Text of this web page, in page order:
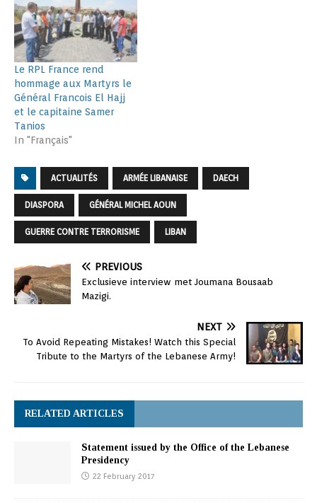
Le RPL France rend
hommage aux Martyrs le
Général Francois El Hajj
et le capitaine Samer
Tanios
In "Français"
ACTUALITÉS ARMÉE LIBANAISE DAECH
DIASPORA GÉNÉRAL MICHEL AOUN
GUERRE CONTRE TERRORISME LIBAN
PREVIOUS
Exclusieve interview met Joumana Bousaab
Mazigi.
NEXT
To Avoid Repeating Mistakes! Watch this Special
Tribute to the Martyrs of the Lebanese Army!
RELATED ARTICLES
Statement issued by the Office of the Lebanese
Presidency
22 February 2017